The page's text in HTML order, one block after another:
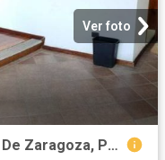
Ver foto
Casa en renta El Vergel, Puebla De Zaragoza, Puebla, México